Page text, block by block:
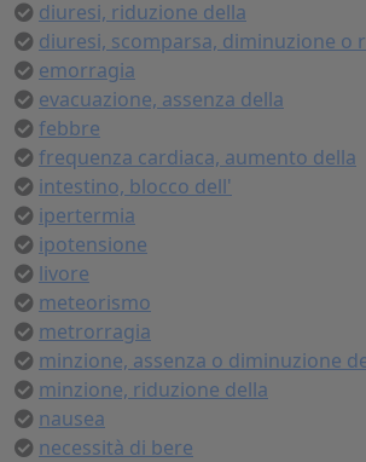
diuresi, riduzione della
diuresi, scomparsa, diminuzione o
emorragia
evacuazione, assenza della
febbre
frequenza cardiaca, aumento della
intestino, blocco dell'
ipertermia
ipotensione
livore
meteorismo
metrorragia
minzione, assenza o diminuzione
minzione, riduzione della
nausea
necessità di bere